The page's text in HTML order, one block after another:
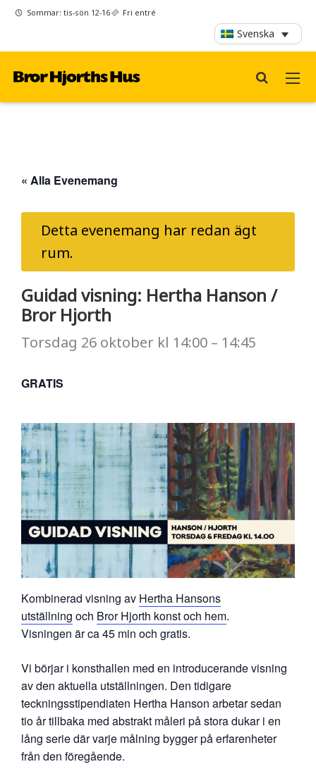
Sommar: tis-sön 12-16 Fri entré
Svenska
« Alla Evenemang
Detta evenemang har redan ägt
rum.
Guidad visning: Hertha Hanson /
Bror Hjorth
Torsdag 26 oktober kl 14:00 – 14:45
GRATIS
Kombinerad visning av Hertha Hansons
utställning och Bror Hjorth konst och hem.
Visningen är ca 45 min och gratis.
Vi börjar i konsthallen med en introducerande visning
av den aktuella utställningen. Den tidigare
teckningsstipendiaten Hertha Hanson arbetar sedan
tio år tillbaka med abstrakt måleri på stora dukar i en
lång serie där varje målning bygger på erfarenheter
från den föregående.